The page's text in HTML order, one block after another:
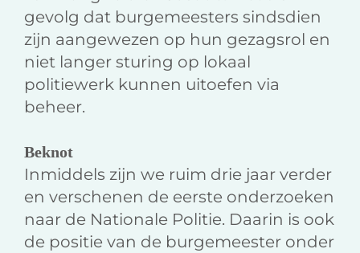
gevolg dat burgemeesters sindsdien
zijn aangewezen op hun gezagsrol en
niet langer sturing op lokaal
politiewerk kunnen uitoefen via
beheer.
Beknot
Inmiddels zijn we ruim drie jaar verder
en verschenen de eerste onderzoeken
naar de Nationale Politie. Daarin is ook
de positie van de burgemeester onder